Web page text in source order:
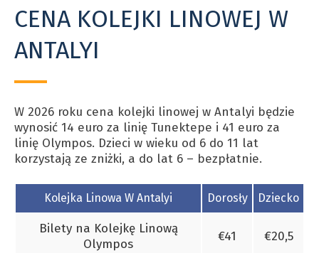
CENA KOLEJKI LINOWEJ W
ANTALYI
W 2026 roku cena kolejki linowej w Antalyi będzie
wynosić 14 euro za linię Tunektepe i 41 euro za
linię Olympos. Dzieci w wieku od 6 do 11 lat
korzystają ze zniżki, a do lat 6 – bezpłatnie.
Kolejka Linowa W Antalyi Dorosły Dziecko
Bilety na Kolejkę Linową
Olympos
€41 €20,5